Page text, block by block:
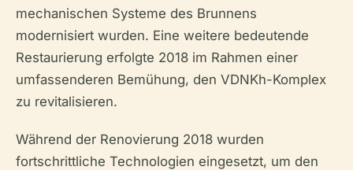
mechanischen Systeme des Brunnens
modernisiert wurden. Eine weitere bedeutende
Restaurierung erfolgte 2018 im Rahmen einer
umfassenderen Bemühung, den VDNKh-Komplex
zu revitalisieren.
Während der Renovierung 2018 wurden
fortschrittliche Technologien eingesetzt, um den